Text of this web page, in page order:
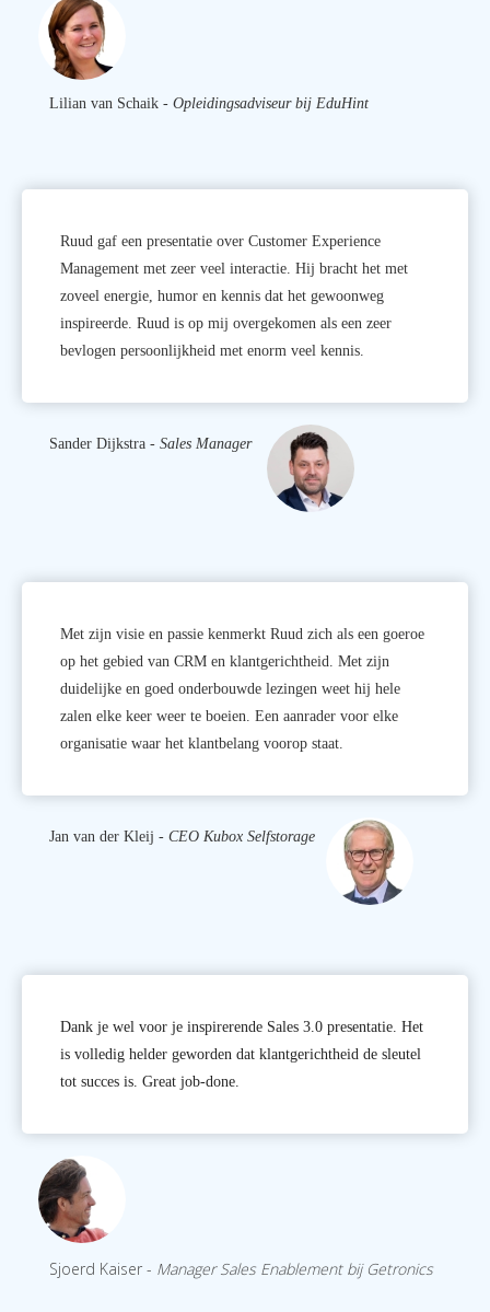
Lilian van Schaik - Opleidingsadviseur bij EduHint
Ruud gaf een presentatie over Customer Experience
Management met zeer veel interactie. Hij bracht het met
zoveel energie, humor en kennis dat het gewoonweg
inspireerde. Ruud is op mij overgekomen als een zeer
bevlogen persoonlijkheid met enorm veel kennis.
Sander Dijkstra - Sales Manager
Met zijn visie en passie kenmerkt Ruud zich als een goeroe
op het gebied van CRM en klantgerichtheid. Met zijn
duidelijke en goed onderbouwde lezingen weet hij hele
zalen elke keer weer te boeien. Een aanrader voor elke
organisatie waar het klantbelang voorop staat.
Jan van der Kleij - CEO Kubox Selfstorage
Dank je wel voor je inspirerende Sales 3.0 presentatie. Het
is volledig helder geworden dat klantgerichtheid de sleutel
tot succes is. Great job-done.
Sjoerd Kaiser - Manager Sales Enablement bij Getronics